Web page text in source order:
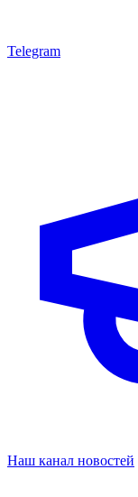
Telegram
Наш канал новостей